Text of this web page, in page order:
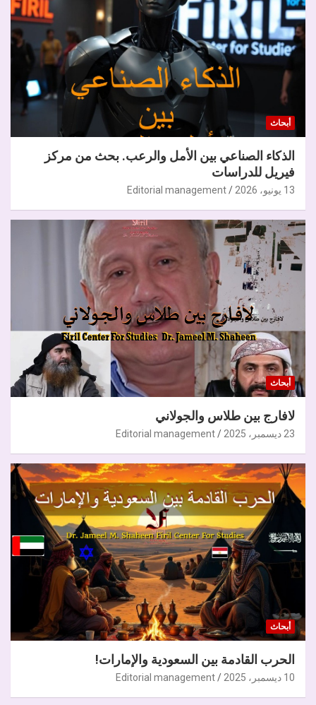
أبحاث
الذكاء الصناعي بين الأمل والرعب. بحث من مركز
فيريل للدراسات
13 يونيو، 2026 Editorial management
أبحاث
لافارج بين طلاس والجولاني
23 ديسمبر، 2025 Editorial management
أبحاث
الحرب القادمة بين السعودية والإمارات!
10 ديسمبر، 2025 Editorial management